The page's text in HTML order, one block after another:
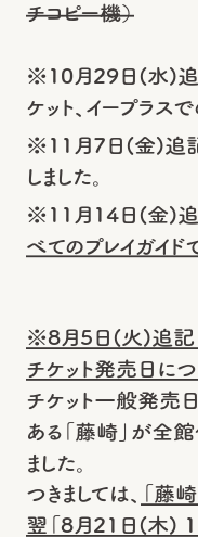
チコピー機）
※10月29日(水)追
ケット、イープラス
※11月7日(金)追
しました。
※11月14日(金)追
べてのプレイガイド
※8月5日(火)追記
チケット発売日に
チケット一般発売
ある「藤崎」が全
ました。
つきましては、
「藤
翌「8月21日(木)